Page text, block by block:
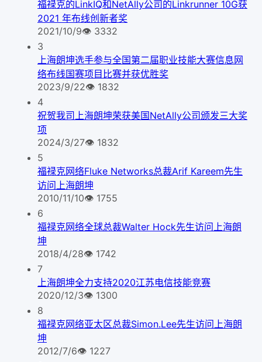
福禄克的LinkIQ和NetAlly公司的Linkrunner 10G获
2021 年布线创新者奖
2021/10/9👁 3332
3
上海朗坤选手参与全国第二届职业技能大赛信息网
络布线国赛项目比赛并获优胜奖
2023/9/22👁 1832
4
祝贺我司上海朗坤荣获美国NetAlly公司颁发三大奖
项
2024/3/27👁 1832
5
福禄克网络Fluke Networks总裁Arif Kareem先生
访问上海朗坤
2010/11/10👁 1755
6
福禄克网络全球总裁Walter Hock先生访问上海朗
坤
2018/4/28👁 1742
7
上海朗坤全力支持2020江苏电信技能竞赛
2020/12/3👁 1300
8
福禄克网络亚太区总裁Simon.Lee先生访问上海朗
坤
2012/7/6👁 1227